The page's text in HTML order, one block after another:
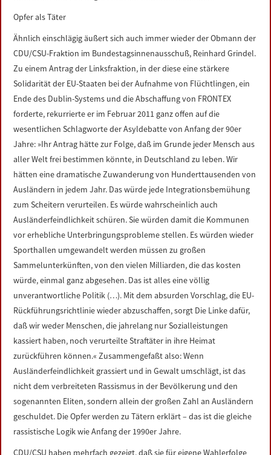
Opfer als Täter
Ähnlich einschlägig äußert sich auch immer wieder der Obmann der
CDU/CSU-Fraktion im Bundestagsinnenausschuß, Reinhard Grindel.
Zu einem Antrag der Linksfraktion, in der diese eine stärkere
Solidarität der EU-Staaten bei der Aufnahme von Flüchtlingen, ein
Ende des Dublin-Systems und die Abschaffung von FRONTEX
forderte, rekurrierte er im Februar 2011 ganz offen auf die
wesentlichen Schlagworte der Asyldebatte von Anfang der 90er
Jahre: »Ihr Antrag hätte zur Folge, daß im Grunde jeder Mensch aus
aller Welt frei bestimmen könnte, in Deutschland zu leben. Wir
hätten eine dramatische Zuwanderung von Hunderttausenden von
Ausländern in jedem Jahr. Das würde jede Integrationsbemühung
zum Scheitern verurteilen. Es würde wahrscheinlich auch
Ausländerfeindlichkeit schüren. Sie würden damit die Kommunen
vor erhebliche Unterbringungsprobleme stellen. Es würden wieder
Sporthallen umgewandelt werden müssen zu großen
Sammelunterkünften, von den vielen Milliarden, die das kosten
würde, einmal ganz abgesehen. Das ist alles eine völlig
unverantwortliche Politik (…). Mit dem absurden Vorschlag, die EU-
Rückführungsrichtlinie wieder abzuschaffen, sorgt Die Linke dafür,
daß wir weder Menschen, die jahrelang nur Sozialleistungen
kassiert haben, noch verurteilte Straftäter in ihre Heimat
zurückführen können.« Zusammengefaßt also: Wenn
Ausländerfeindlichkeit grassiert und in Gewalt umschlägt, ist das
nicht dem verbreiteten Rassismus in der Bevölkerung und den
sogenannten Eliten, sondern allein der großen Zahl an Ausländern
geschuldet. Die Opfer werden zu Tätern erklärt – das ist die gleiche
rassistische Logik wie Anfang der 1990er Jahre.
CDU/CSU haben mehrfach gezeigt, daß sie für eigene Wahlerfolge